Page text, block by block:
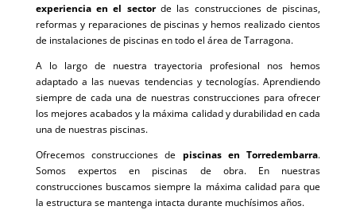
experiencia en el sectorde las construcciones de piscinas,
reformas y reparaciones de piscinas y hemos realizado cientos
de instalaciones de piscinas en todo el área de Tarragona.
A lo largo de nuestra trayectoria profesional nos hemos
adaptado a las nuevas tendencias y tecnologías. Aprendiendo
siempre de cada una de nuestras construcciones para ofrecer
los mejores acabados y la máxima calidad y durabilidad en cada
una de nuestras piscinas.
Ofrecemos construcciones de piscinas en Torredembarra.
Somos expertos en piscinas de obra. En nuestras
construcciones buscamos siempre la máxima calidad para que
la estructura se mantenga intacta durante muchísimos años.